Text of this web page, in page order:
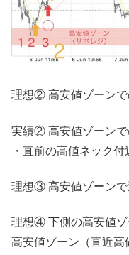
理想② 高安値ゾーンで
実績② 高安値ゾーンで
・直前の高値ネック付
理想③ 高安値ゾーンで
理想④ 下側の高安値
高安値ゾーン（直近